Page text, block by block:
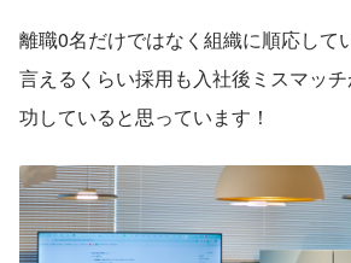
離職0名だけではなく組織に順応して
言えるくらい採用も入社後ミスマッ
功していると思っています！